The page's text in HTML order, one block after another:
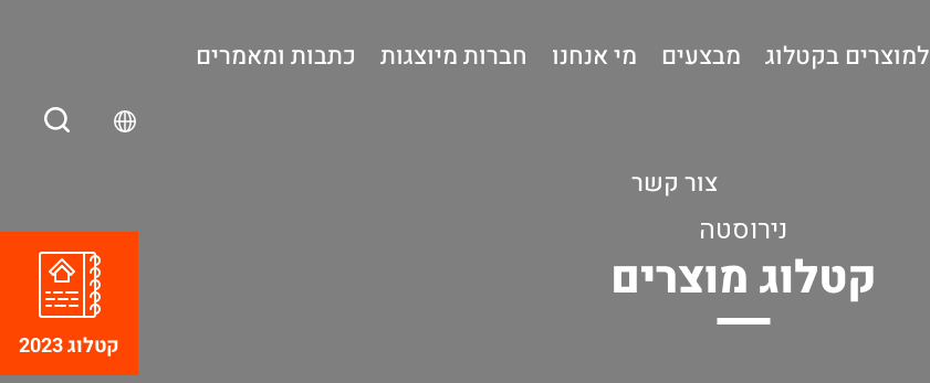
למוצרים בקטלוג מבצעים מי אנחנו חברות מיוצגות כתבות ומאמרים
צור קשר
נירוסטה
קטלוג מוצרים
קטלוג 2023